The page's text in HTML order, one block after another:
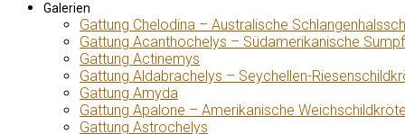
Galerien
Gattung Chelodina – Australische
Gattung Acanthochelys – Südamerikanische
Gattung Actinemys
Gattung Aldabrachelys – Seychellen-
Gattung Amyda
Gattung Apalone – Amerikanische
Gattung Astrochelys